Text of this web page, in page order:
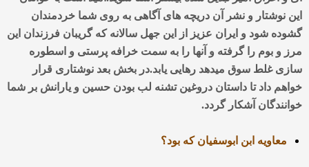
اين نوشتار و نشر آن دريچه های آگاهی به روی شما خردمندان
گشوده شود و ايران عزيز از اين جهل سالانه كه گريبان فرزندان اين
مرز و بوم را گرفته و آنها را به سمت خرافه پرستی و اسطوره
سازی غلط سوق ميدهد رهايی يابد.در بخش بعد نوشتاری قرار
خواهم داد تا داستان دروغين تشنه لب بودن حسين و يارانش بر شما
خوانندگان آشكار گردد.
معاویه ابن ابوسفیان که بود؟